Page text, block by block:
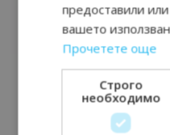
предоставили
вашето
Прочетете още
Строго
необходимо